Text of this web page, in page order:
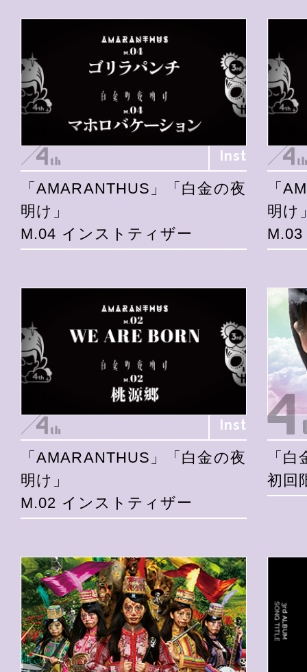
Inst
「AMARANTHUS」「白金の夜
明け」
M.04 インストティザー
「
明け
Inst
「AMARANTHUS」「白金の夜
明け」
M.02 インストティザー
「
初回